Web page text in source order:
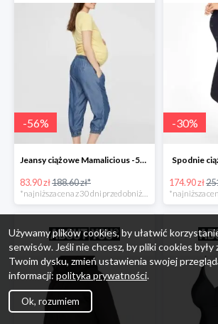
-56%
Jeansy ciążowe Mamalicious -56%
83.90 zł188.60 zł*
-30%
Spodnie
174.90 zł
Używamy plików cookies, by ułatwić
serwisów. Jeśli nie chcesz, by pliki cookies były
Twoim dysku, zmień ustawienia swojej
informacji: polityka prywatności.
Ok, rozumiem